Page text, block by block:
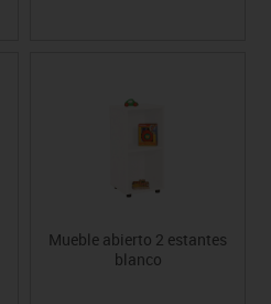
Mueble abierto 2 estantes
blanco